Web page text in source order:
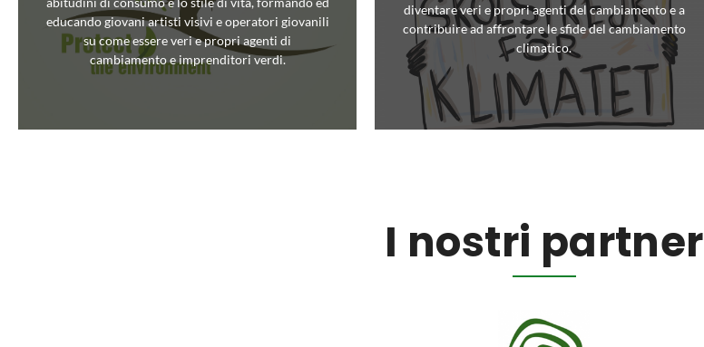
educando giovani artisti visivi e operatori giovanili
su come essere veri e propri agenti di
cambiamento e imprenditori verdi.
diventare veri e propri agenti del cambiamento e a
contribuire ad affrontare le sfide del cambiamento
climatico.
I nostri partner